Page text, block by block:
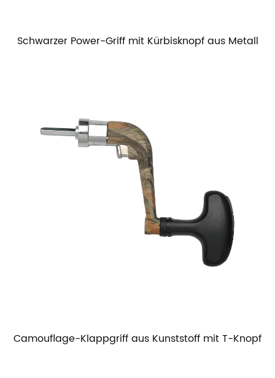
Schwarzer Power-Griff mit Kürbisknopf aus Metall
Camouflage-Klappgriff aus Kunststoff mit T-Knopf